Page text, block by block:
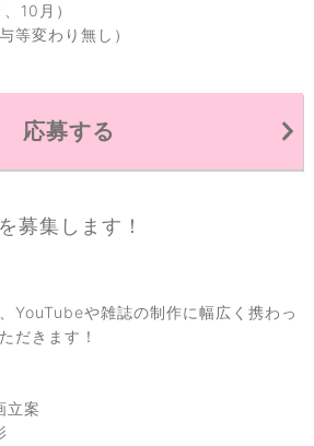
10月）
等変わり無し）
応募する
募集します！
YouTubeや雑誌の制作に幅広く携わっ
だきます！
案